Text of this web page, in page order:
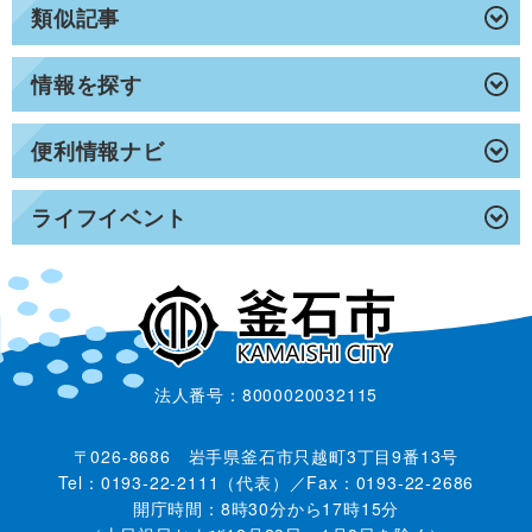
類似記事
情報を探す
便利情報ナビ
ライフイベント
法人番号：8000020032115
〒026-8686 岩手県釜石市只越町3丁目9番13号
Tel：0193-22-2111（代表）／Fax：0193-22-2686
開庁時間：8時30分から17時15分